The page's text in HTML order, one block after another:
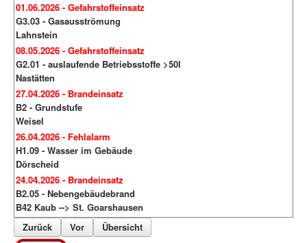
01.06.2026 - Gefahrstoffeinsatz
G3.03 - Gasausströmung
Lahnstein
08.05.2026 - Gefahrstoffeinsatz
G2.01 - auslaufende Betriebsstoffe >50l
Nastätten
27.04.2026 - Brandeinsatz
B2 - Grundstufe
Weisel
26.04.2026 - Fehlalarm
H1.09 - Wasser im Gebäude
Dörscheid
24.04.2026 - Brandeinsatz
B2.05 - Nebengebäudebrand
B42 Kaub --> St. Goarshausen
Zurück
Vor Übersicht